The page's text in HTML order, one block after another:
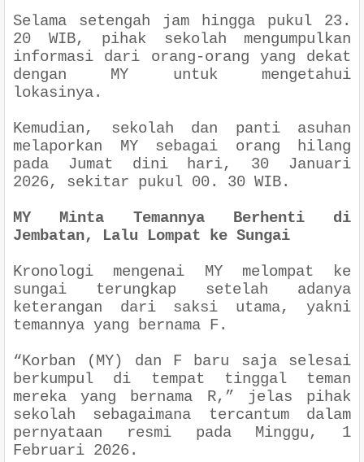
Selama setengah jam hingga pukul 23.
20 WIB, pihak sekolah mengumpulkan
informasi dari orang-orang yang dekat
dengan MY untuk mengetahui
lokasinya.
Kemudian, sekolah dan panti asuhan
melaporkan MY sebagai orang hilang
pada Jumat dini hari, 30 Januari
2026, sekitar pukul 00. 30 WIB.
MY Minta Temannya Berhenti di
Jembatan, Lalu Lompat ke Sungai
Kronologi mengenai MY melompat ke
sungai terungkap setelah adanya
keterangan dari saksi utama, yakni
temannya yang bernama F.
“Korban (MY) dan F baru saja selesai
berkumpul di tempat tinggal teman
mereka yang bernama R,” jelas pihak
sekolah sebagaimana tercantum dalam
pernyataan resmi pada Minggu, 1
Februari 2026.